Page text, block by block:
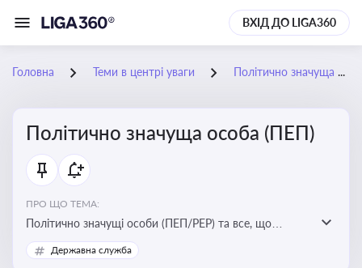
ВХІД ДО LIGA360
Головна Теми в центрі уваги Політично значуща особа (ПЕП)
Політично значуща особа (ПЕП)
ПРО ЩО ТЕМА:
Політично значущі особи (ПЕП/PEP) та все, що
стосується їх статусу
Державна служба